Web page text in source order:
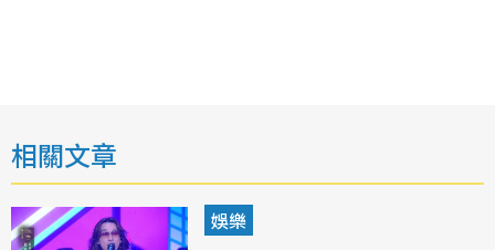
相關文章
娛樂